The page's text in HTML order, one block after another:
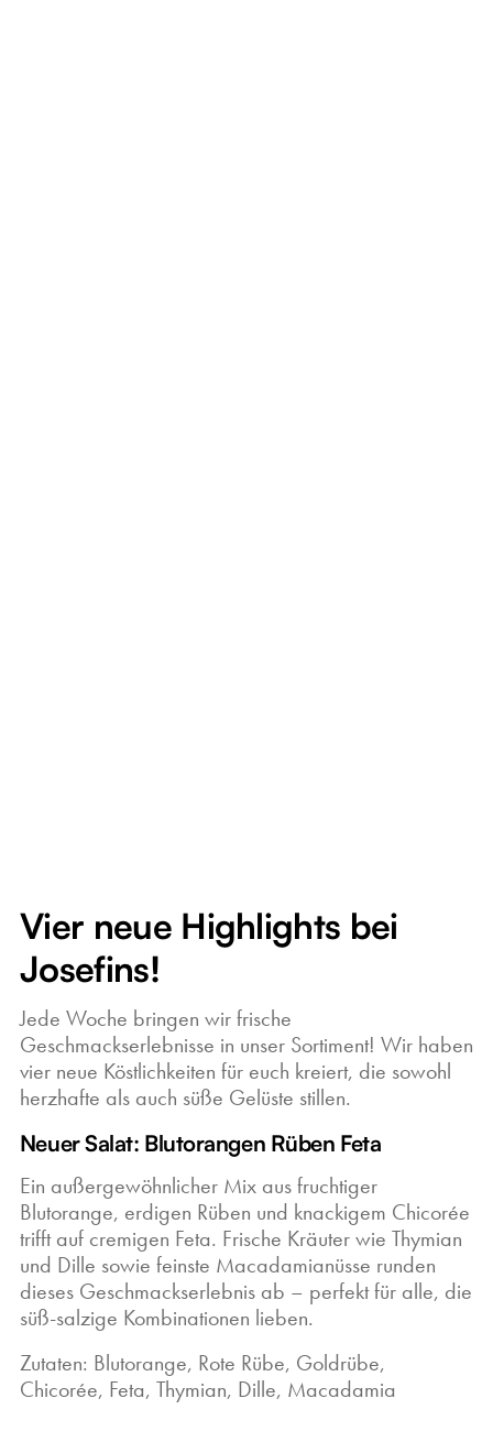
Vier neue Highlights bei
Josefins!
Jede Woche bringen wir frische
Geschmackserlebnisse in unser Sortiment! Wir haben
vier neue Köstlichkeiten für euch kreiert, die sowohl
herzhafte als auch süße Gelüste stillen.
Neuer Salat: Blutorangen Rüben Feta
Ein außergewöhnlicher Mix aus fruchtiger
Blutorange, erdigen Rüben und knackigem Chicorée
trifft auf cremigen Feta. Frische Kräuter wie Thymian
und Dille sowie feinste Macadamianüsse runden
dieses Geschmackserlebnis ab – perfekt für alle, die
süß-salzige Kombinationen lieben.
Zutaten: Blutorange, Rote Rübe, Goldrübe,
Chicorée, Feta, Thymian, Dille, Macadamia